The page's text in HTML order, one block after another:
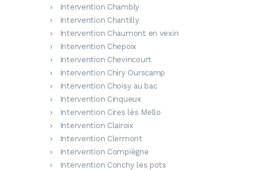
Intervention Chambly
Intervention Chantilly
Intervention Chaumont en vexin
Intervention Chepoix
Intervention Chevincourt
Intervention Chiry Ourscamp
Intervention Choisy au bac
Intervention Cinqueux
Intervention Cires lès Mello
Intervention Clairoix
Intervention Clermont
Intervention Compiègne
Intervention Conchy les pots